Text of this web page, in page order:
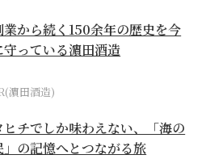
業から続く150余年の歴史を今
守っている濵田酒造
濵田酒造)
ヒチでしか味わえない、「海の
」の記憶へとつながる旅